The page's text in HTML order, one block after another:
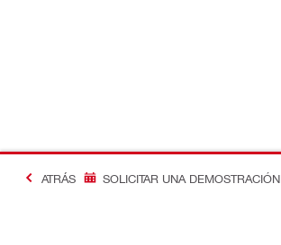
ATRÁS SOLICITAR UNA DEMOSTRACIÓN